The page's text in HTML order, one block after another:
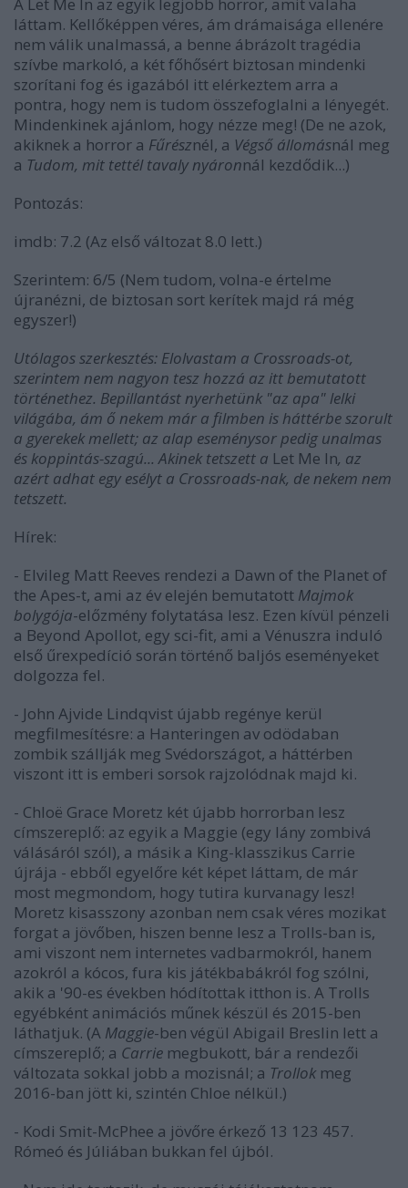
láttam. Kellőképpen véres, ám drámaisága ellenére
nem válik unalmassá, a benne ábrázolt tragédia
szívbe markoló, a két főhősért biztosan mindenki
szorítani fog és igazából itt elérkeztem arra a
pontra, hogy nem is tudom összefoglalni a lényegét.
Mindenkinek ajánlom, hogy nézze meg! (De ne azok,
akiknek a horror a Fűrésznél, a Végső állomásnál meg
a Tudom, mit tettél tavaly nyáronnál kezdődik...)
Pontozás:
imdb: 7.2 (Az első változat 8.0 lett.)
Szerintem: 6/5 (Nem tudom, volna-e értelme
újranézni, de biztosan sort kerítek majd rá még
egyszer!)
Utólagos szerkesztés: Elolvastam a Crossroads-ot,
szerintem nem nagyon tesz hozzá az itt bemutatott
történethez. Bepillantást nyerhetünk "az apa" lelki
világába, ám ő nekem már a filmben is háttérbe szorult
a gyerekek mellett; az alap eseménysor pedig unalmas
és koppintás-szagú... Akinek tetszett a Let Me In, az
azért adhat egy esélyt a Crossroads-nak, de nekem nem
tetszett.
Hírek:
- Elvileg Matt Reeves rendezi a Dawn of the Planet of
the Apes-t, ami az év elején bemutatott Majmok
bolygója-előzmény folytatása lesz. Ezen kívül pénzeli
a Beyond Apollot, egy sci-fit, ami a Vénuszra induló
első űrexpedíció során történő baljós eseményeket
dolgozza fel.
- John Ajvide Lindqvist újabb regénye kerül
megfilmesítésre: a Hanteringen av odödaban
zombik szállják meg Svédországot, a háttérben
viszont itt is emberi sorsok rajzolódnak majd ki.
- Chloë Grace Moretz két újabb horrorban lesz
címszereplő: az egyik a Maggie (egy lány zombivá
válásáról szól), a másik a King-klasszikus Carrie
újrája - ebből egyelőre két képet láttam, de már
most megmondom, hogy tutira kurvanagy lesz!
Moretz kisasszony azonban nem csak véres mozikat
forgat a jövőben, hiszen benne lesz a Trolls-ban is,
ami viszont nem internetes vadbarmokról, hanem
azokról a kócos, fura kis játékbabákról fog szólni,
akik a '90-es években hódítottak itthon is. A Trolls
egyébként animációs műnek készül és 2015-ben
láthatjuk. (A Maggie-ben végül Abigail Breslin lett a
címszereplő; a Carrie megbukott, bár a rendezői
változata sokkal jobb a mozisnál; a Trollok meg
2016-ban jött ki, szintén Chloe nélkül.)
- Kodi Smit-McPhee a jövőre érkező 13 123 457.
Rómeó és Júliában bukkan fel újból.